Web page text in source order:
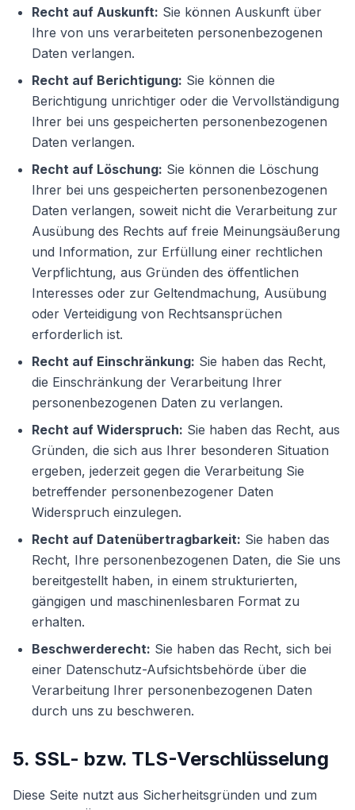
Recht auf Auskunft: Sie können Auskunft über
Ihre von uns verarbeiteten personenbezogenen
Daten verlangen.
Recht auf Berichtigung: Sie können die
Berichtigung unrichtiger oder die Vervollständigung
Ihrer bei uns gespeicherten personenbezogenen
Daten verlangen.
Recht auf Löschung: Sie können die Löschung
Ihrer bei uns gespeicherten personenbezogenen
Daten verlangen, soweit nicht die Verarbeitung zur
Ausübung des Rechts auf freie Meinungsäußerung
und Information, zur Erfüllung einer rechtlichen
Verpflichtung, aus Gründen des öffentlichen
Interesses oder zur Geltendmachung, Ausübung
oder Verteidigung von Rechtsansprüchen
erforderlich ist.
Recht auf Einschränkung: Sie haben das Recht,
die Einschränkung der Verarbeitung Ihrer
personenbezogenen Daten zu verlangen.
Recht auf Widerspruch: Sie haben das Recht, aus
Gründen, die sich aus Ihrer besonderen Situation
ergeben, jederzeit gegen die Verarbeitung Sie
betreffender personenbezogener Daten
Widerspruch einzulegen.
Recht auf Datenübertragbarkeit: Sie haben das
Recht, Ihre personenbezogenen Daten, die Sie uns
bereitgestellt haben, in einem strukturierten,
gängigen und maschinenlesbaren Format zu
erhalten.
Beschwerderecht: Sie haben das Recht, sich bei
einer Datenschutz-Aufsichtsbehörde über die
Verarbeitung Ihrer personenbezogenen Daten
durch uns zu beschweren.
5. SSL- bzw. TLS-Verschlüsselung
Diese Seite nutzt aus Sicherheitsgründen und zum